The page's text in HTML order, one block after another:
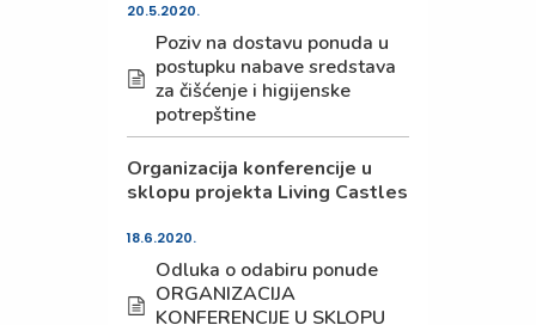
20.5.2020.
Poziv na dostavu ponuda u
postupku nabave sredstava
za čišćenje i higijenske
potrepštine
Organizacija konferencije u
sklopu projekta Living Castles
18.6.2020.
Odluka o odabiru ponude
ORGANIZACIJA
KONFERENCIJE U SKLOPU